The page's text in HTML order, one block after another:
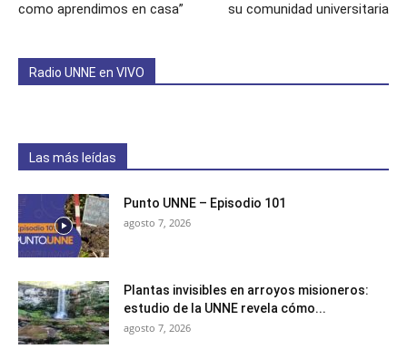
como aprendimos en casa”
su comunidad universitaria
Radio UNNE en VIVO
Las más leídas
Punto UNNE – Episodio 101
agosto 7, 2026
Plantas invisibles en arroyos misioneros:
estudio de la UNNE revela cómo...
agosto 7, 2026